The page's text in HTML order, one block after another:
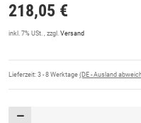
218,05 €
inkl. 7% USt. , zzgl. Versand
Lieferzeit: 3 - 8 Werktage (DE - Ausland